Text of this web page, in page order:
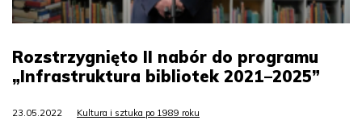
Rozstrzygnięto II nabór do programu
„Infrastruktura bibliotek 2021–2025”
23.05.2022 Kultura i sztuka po 1989 roku